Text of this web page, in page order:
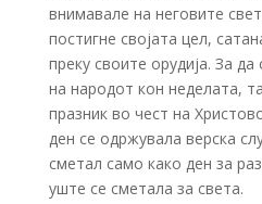
внимавале на неговите
постигне својата цел,
преку своите орудија. За
на народот кон неделата,
празник во чест на
ден се одржувала верска
сметал само како ден за
уште се сметала за света.